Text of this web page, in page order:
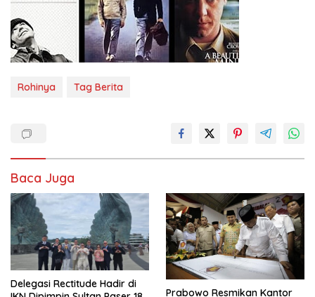
Rohinya Tag Berita
Baca Juga
Delegasi Rectitude Hadir di
Prabowo Resmikan Kantor